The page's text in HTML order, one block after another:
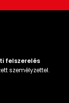
felszerelés
személyzettel.